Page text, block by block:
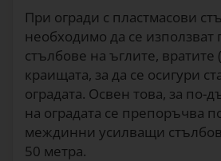
При огради с пластмасови
необходимо да се използват
стълбове на ъглите, вратите
краищата, за да се осигури
оградата. Освен това, за по-
на оградата се препоръчва
междинни усилващи
50 метра.